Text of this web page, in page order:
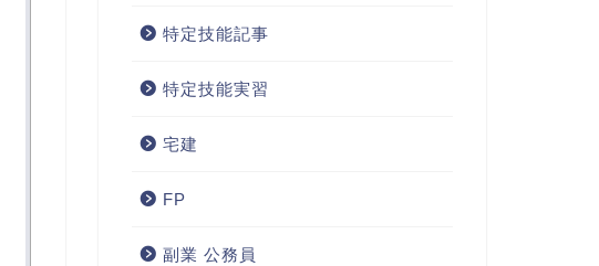
特定技能記事
特定技能実習
宅建
FP
副業 公務員